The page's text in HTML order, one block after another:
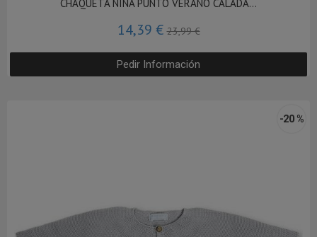
CHAQUETA NIÑA PUNTO VERANO CALADA...
14,39 €23,99 €
Pedir Información
-20 %